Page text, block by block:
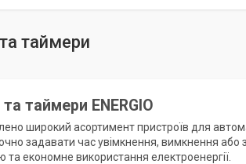
таймери
таймери ENERGIO
широкий асортимент пристроїв для
задавати час увімкнення, вимкнення
та економне використання електроенергії.